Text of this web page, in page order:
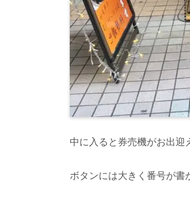
中に入ると券売機がお出迎
ボタンには大きく番号が書